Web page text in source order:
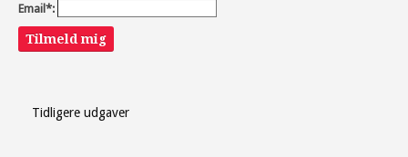
Email*:
Tilmeld mig
Tidligere udgaver